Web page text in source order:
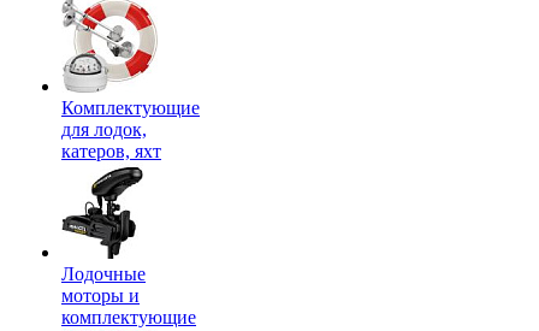
Комплектующие
для лодок,
катеров, яхт
Лодочные
моторы и
комплектующие